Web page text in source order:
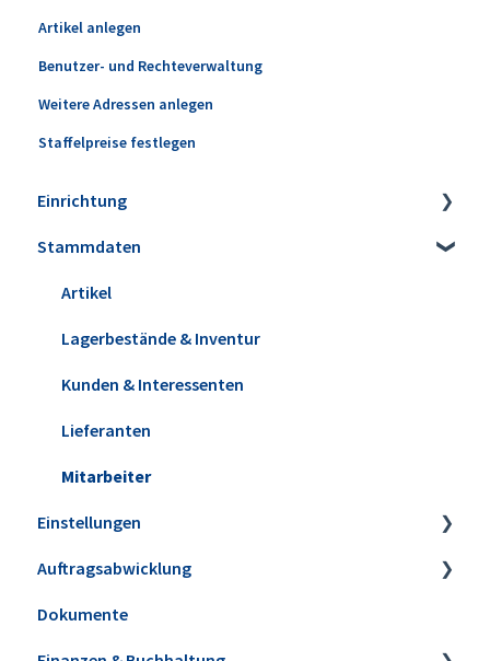
Artikel anlegen
Benutzer- und Rechteverwaltung
Weitere Adressen anlegen
Staffelpreise festlegen
Einrichtung
Installation
Erweiterungen
Datensicherung
Update installieren
Versionshistorie
WISO MeinBüro Desktop Cloud
Office
Stammdaten
Artikel
Lagerbestände & Inventur
Kunden & Interessenten
Lieferanten
Mitarbeiter
Einstellungen
Firmeneinstellungen
Steuereinstellungen
Auftragsabwicklung
Angebote
Dokumente